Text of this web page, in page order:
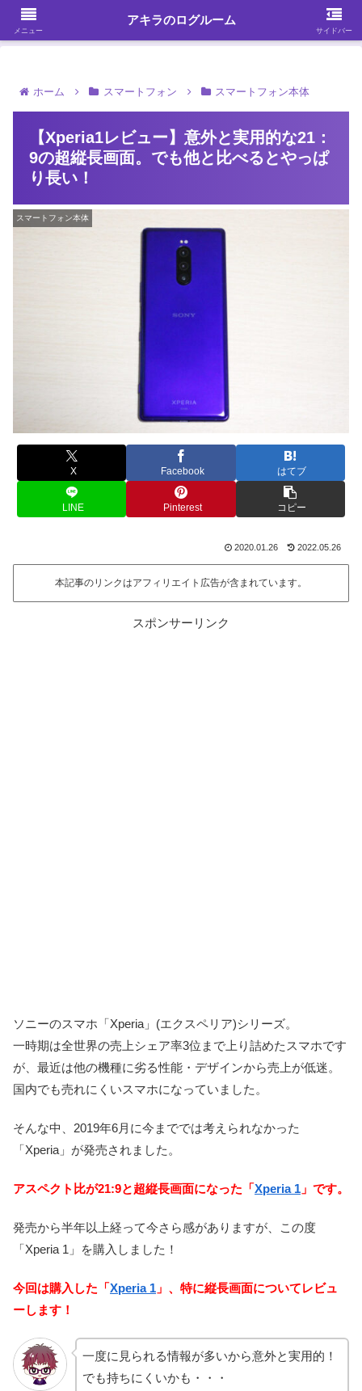
ガジェット・スマホ・パソコンを中心に何かを発見する
ホーム スマートフォン スマートフォン本体
【Xperia1レビュー】意外と実用的な21：
9の超縦長画面。でも他と比べるとやっぱ
り長い！
スマートフォン本体
X Facebook はてブ
LINE Pinterest コピー
2020.01.26 2022.05.26
本記事のリンクはアフィリエイト広告が含まれています。
スポンサーリンク
ソニーのスマホ「Xperia」(エクスペリア)シリーズ。
一時期は全世界の売上シェア率3位まで上り詰めたスマホです
が、最近は他の機種に劣る性能・デザインから売上が低迷。
国内でも売れにくいスマホになっていました。
そんな中、2019年6月に今まででは考えられなかった
「Xperia」が発売されました。
アスペクト比が21:9と超縦長画面になった「Xperia 1 」です。
発売から半年以上経って今さら感がありますが、この度
「Xperia 1」を購入しました！
今回は購入した「Xperia 1 」、特に縦長画面についてレビュ
ーします！
一度に見られる情報が多いから意外と実用的！
でも持ちにくいかも・・・
メニュー
アキラのログルーム
サイドバー